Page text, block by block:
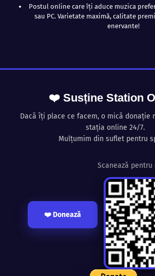
Postul online care îți aduce muzica
sau PC. Varietate maximă, calitate
enervante!
❤️ Susține Station
Dacă îți place ce facem, o mică donație
stația online 24/7.
Mulțumim din suflet pentru
❤️ Donează
Scanează